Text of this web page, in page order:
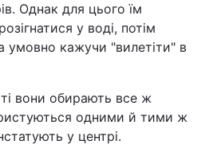
Однак для цього їм
у воді, потім
умовно кажучи "вилетіти" в
вони обирають все ж
одними й тими ж
у центрі.